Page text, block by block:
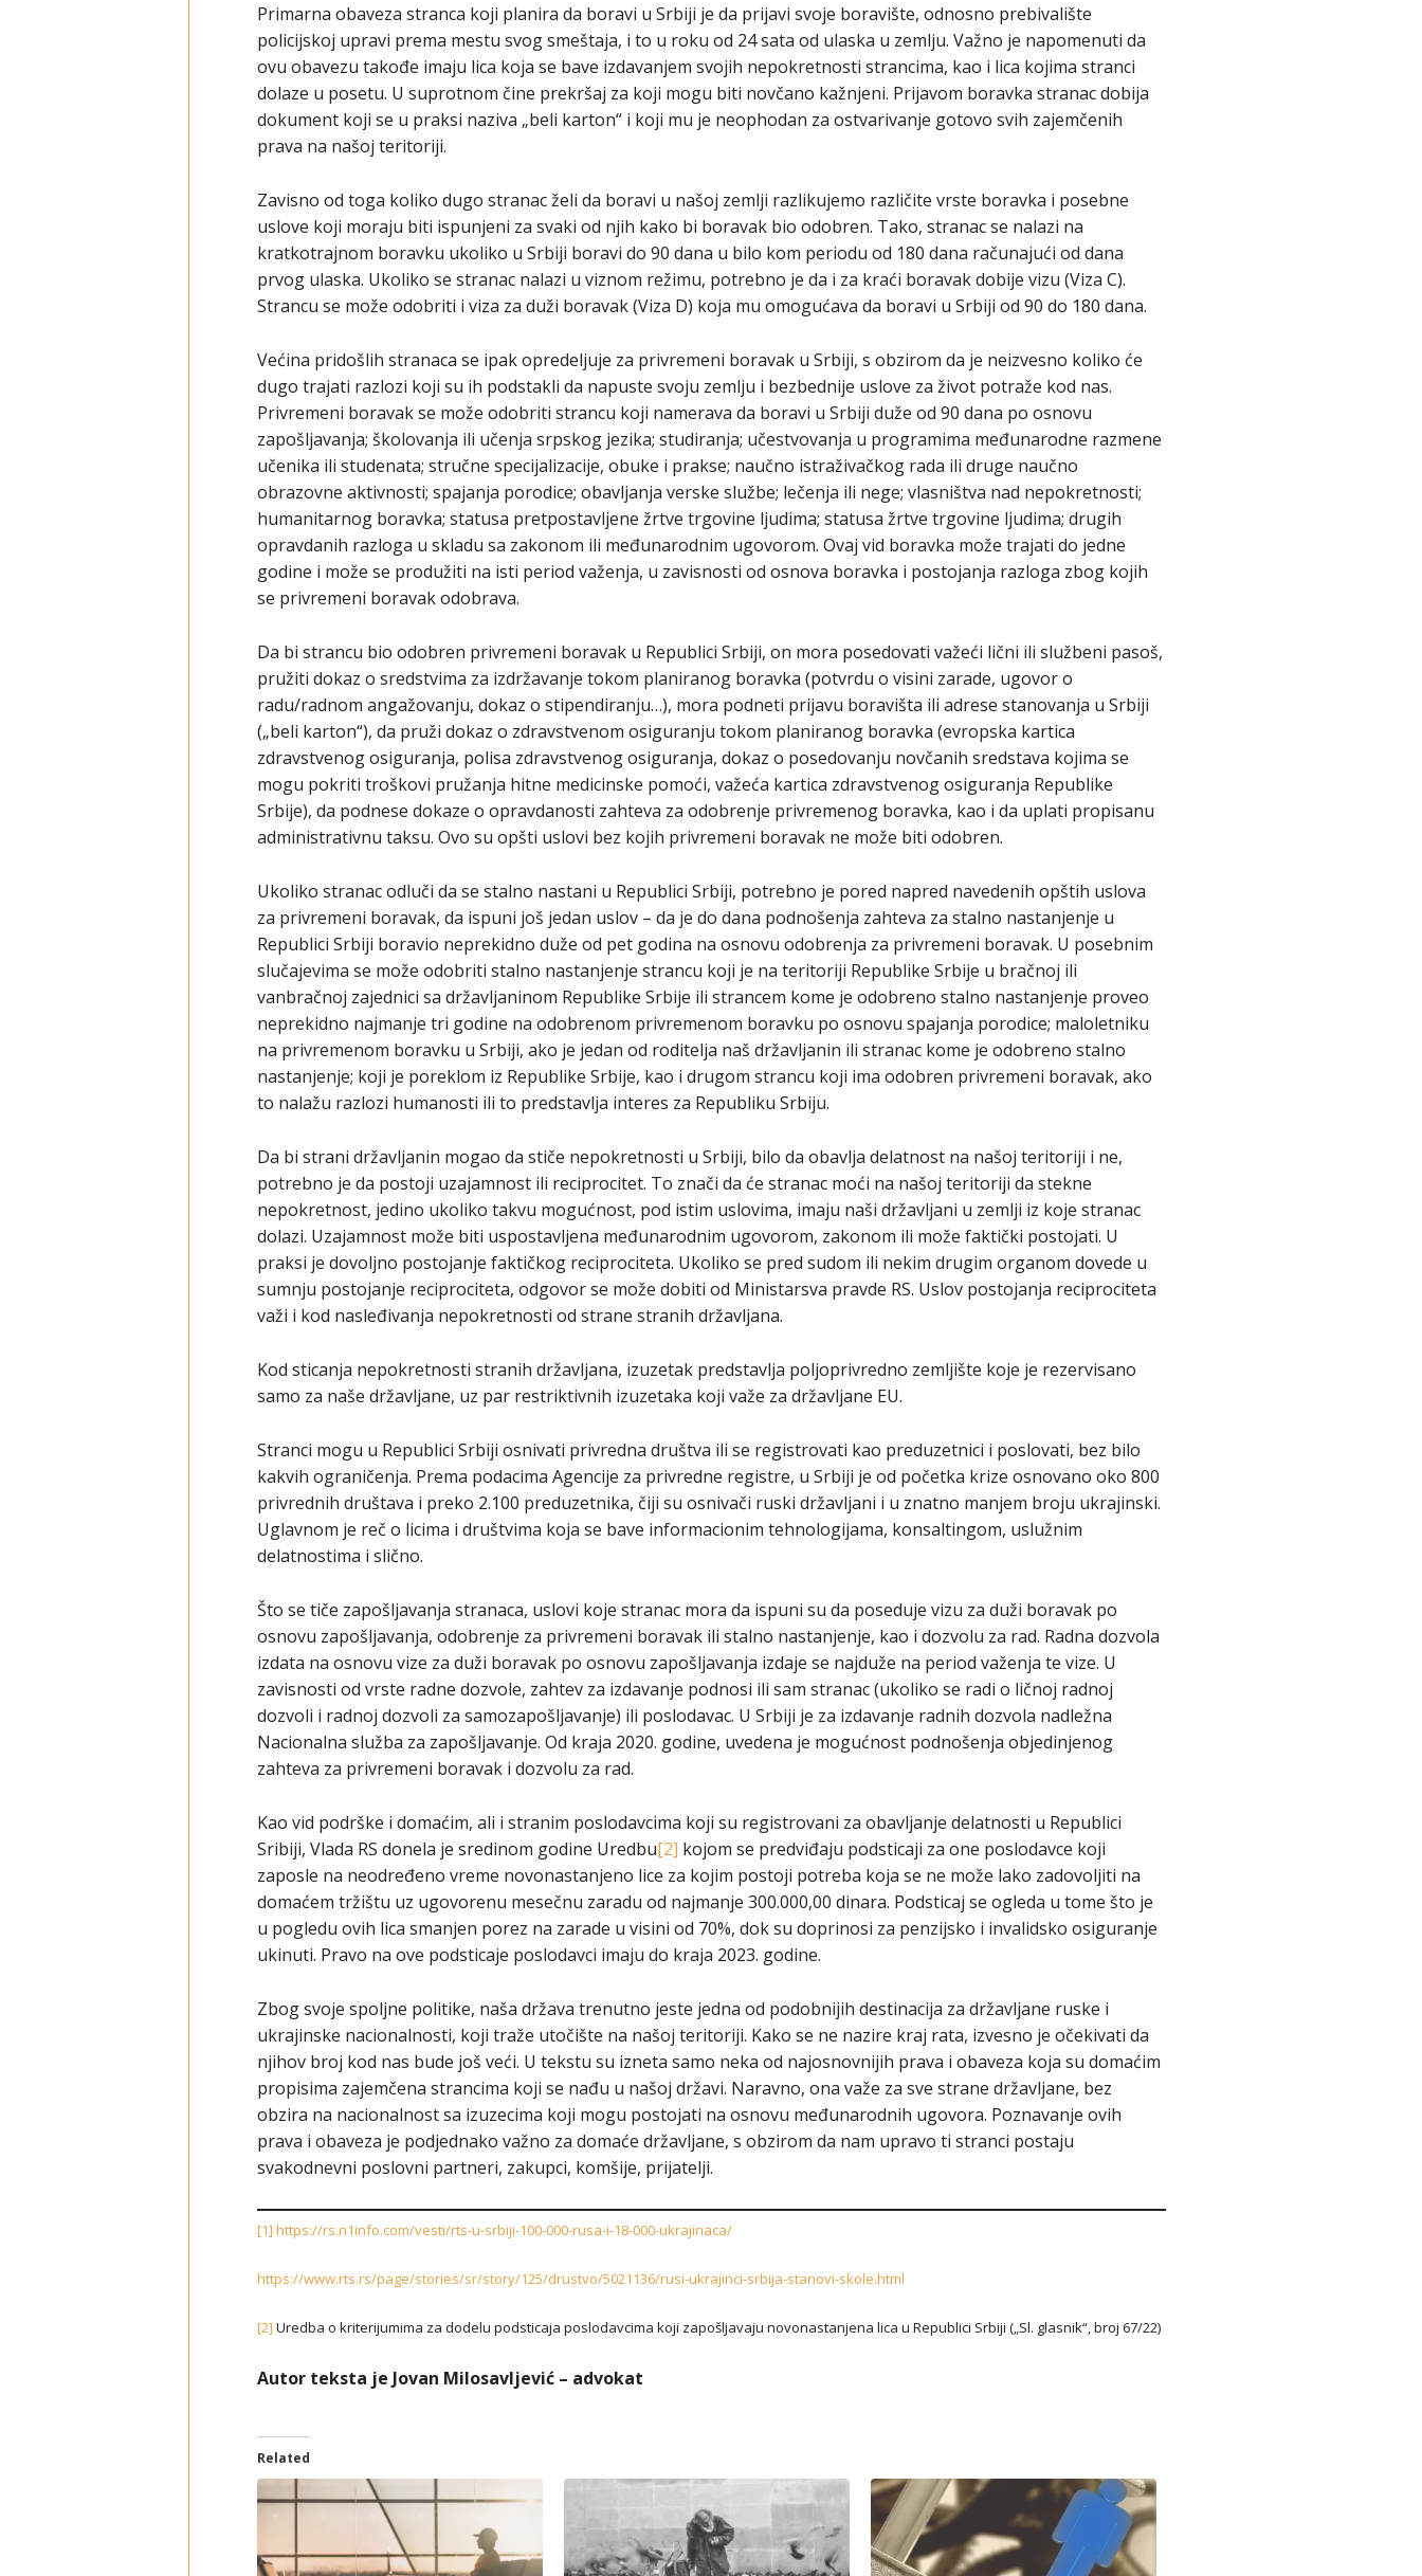
Primarna obaveza stranca koji planira da boravi u Srbiji je da prijavi svoje boravište, odnosno prebivalište
policijskoj upravi prema mestu svog smeštaja, i to u roku od 24 sata od ulaska u zemlju. Važno je napomenuti da
ovu obavezu takođe imaju lica koja se bave izdavanjem svojih nepokretnosti strancima, kao i lica kojima stranci
dolaze u posetu. U suprotnom čine prekršaj za koji mogu biti novčano kažnjeni. Prijavom boravka stranac dobija
dokument koji se u praksi naziva „beli karton“ i koji mu je neophodan za ostvarivanje gotovo svih zajemčenih
prava na našoj teritoriji.
Zavisno od toga koliko dugo stranac želi da boravi u našoj zemlji razlikujemo različite vrste boravka i posebne
uslove koji moraju biti ispunjeni za svaki od njih kako bi boravak bio odobren. Tako, stranac se nalazi na
kratkotrajnom boravku ukoliko u Srbiji boravi do 90 dana u bilo kom periodu od 180 dana računajući od dana
prvog ulaska. Ukoliko se stranac nalazi u viznom režimu, potrebno je da i za kraći boravak dobije vizu (Viza C).
Strancu se može odobriti i viza za duži boravak (Viza D) koja mu omogućava da boravi u Srbiji od 90 do 180 dana.
Većina pridošlih stranaca se ipak opredeljuje za privremeni boravak u Srbiji, s obzirom da je neizvesno koliko će
dugo trajati razlozi koji su ih podstakli da napuste svoju zemlju i bezbednije uslove za život potraže kod nas.
Privremeni boravak se može odobriti strancu koji namerava da boravi u Srbiji duže od 90 dana po osnovu
zapošljavanja; školovanja ili učenja srpskog jezika; studiranja; učestvovanja u programima međunarodne razmene
učenika ili studenata; stručne specijalizacije, obuke i prakse; naučno istraživačkog rada ili druge naučno
obrazovne aktivnosti; spajanja porodice; obavljanja verske službe; lečenja ili nege; vlasništva nad nepokretnosti;
humanitarnog boravka; statusa pretpostavljene žrtve trgovine ljudima; statusa žrtve trgovine ljudima; drugih
opravdanih razloga u skladu sa zakonom ili međunarodnim ugovorom. Ovaj vid boravka može trajati do jedne
godine i može se produžiti na isti period važenja, u zavisnosti od osnova boravka i postojanja razloga zbog kojih
se privremeni boravak odobrava.
Da bi strancu bio odobren privremeni boravak u Republici Srbiji, on mora posedovati važeći lični ili službeni pasoš,
pružiti dokaz o sredstvima za izdržavanje tokom planiranog boravka (potvrdu o visini zarade, ugovor o
radu/radnom angažovanju, dokaz o stipendiranju…), mora podneti prijavu boravišta ili adrese stanovanja u Srbiji
(„beli karton“), da pruži dokaz o zdravstvenom osiguranju tokom planiranog boravka (evropska kartica
zdravstvenog osiguranja, polisa zdravstvenog osiguranja, dokaz o posedovanju novčanih sredstava kojima se
mogu pokriti troškovi pružanja hitne medicinske pomoći, važeća kartica zdravstvenog osiguranja Republike
Srbije), da podnese dokaze o opravdanosti zahteva za odobrenje privremenog boravka, kao i da uplati propisanu
administrativnu taksu. Ovo su opšti uslovi bez kojih privremeni boravak ne može biti odobren.
Ukoliko stranac odluči da se stalno nastani u Republici Srbiji, potrebno je pored napred navedenih opštih uslova
za privremeni boravak, da ispuni još jedan uslov – da je do dana podnošenja zahteva za stalno nastanjenje u
Republici Srbiji boravio neprekidno duže od pet godina na osnovu odobrenja za privremeni boravak. U posebnim
slučajevima se može odobriti stalno nastanjenje strancu koji je na teritoriji Republike Srbije u bračnoj ili
vanbračnoj zajednici sa državljaninom Republike Srbije ili strancem kome je odobreno stalno nastanjenje proveo
neprekidno najmanje tri godine na odobrenom privremenom boravku po osnovu spajanja porodice; maloletniku
na privremenom boravku u Srbiji, ako je jedan od roditelja naš državljanin ili stranac kome je odobreno stalno
nastanjenje; koji je poreklom iz Republike Srbije, kao i drugom strancu koji ima odobren privremeni boravak, ako
to nalažu razlozi humanosti ili to predstavlja interes za Republiku Srbiju.
Da bi strani državljanin mogao da stiče nepokretnosti u Srbiji, bilo da obavlja delatnost na našoj teritoriji i ne,
potrebno je da postoji uzajamnost ili reciprocitet. To znači da će stranac moći na našoj teritoriji da stekne
nepokretnost, jedino ukoliko takvu mogućnost, pod istim uslovima, imaju naši državljani u zemlji iz koje stranac
dolazi. Uzajamnost može biti uspostavljena međunarodnim ugovorom, zakonom ili može faktički postojati. U
praksi je dovoljno postojanje faktičkog reciprociteta. Ukoliko se pred sudom ili nekim drugim organom dovede u
sumnju postojanje reciprociteta, odgovor se može dobiti od Ministarsva pravde RS. Uslov postojanja reciprociteta
važi i kod nasleđivanja nepokretnosti od strane stranih državljana.
Kod sticanja nepokretnosti stranih državljana, izuzetak predstavlja poljoprivredno zemljište koje je rezervisano
samo za naše državljane, uz par restriktivnih izuzetaka koji važe za državljane EU.
Stranci mogu u Republici Srbiji osnivati privredna društva ili se registrovati kao preduzetnici i poslovati, bez bilo
kakvih ograničenja. Prema podacima Agencije za privredne registre, u Srbiji je od početka krize osnovano oko 800
privrednih društava i preko 2.100 preduzetnika, čiji su osnivači ruski državljani i u znatno manjem broju ukrajinski.
Uglavnom je reč o licima i društvima koja se bave informacionim tehnologijama, konsaltingom, uslužnim
delatnostima i slično.
Što se tiče zapošljavanja stranaca, uslovi koje stranac mora da ispuni su da poseduje vizu za duži boravak po
osnovu zapošljavanja, odobrenje za privremeni boravak ili stalno nastanjenje, kao i dozvolu za rad. Radna dozvola
izdata na osnovu vize za duži boravak po osnovu zapošljavanja izdaje se najduže na period važenja te vize. U
zavisnosti od vrste radne dozvole, zahtev za izdavanje podnosi ili sam stranac (ukoliko se radi o ličnoj radnoj
dozvoli i radnoj dozvoli za samozapošljavanje) ili poslodavac. U Srbiji je za izdavanje radnih dozvola nadležna
Nacionalna služba za zapošljavanje. Od kraja 2020. godine, uvedena je mogućnost podnošenja objedinjenog
zahteva za privremeni boravak i dozvolu za rad.
Kao vid podrške i domaćim, ali i stranim poslodavcima koji su registrovani za obavljanje delatnosti u Republici
Sribiji, Vlada RS donela je sredinom godine Uredbu[2] kojom se predviđaju podsticaji za one poslodavce koji
zaposle na neodređeno vreme novonastanjeno lice za kojim postoji potreba koja se ne može lako zadovoljiti na
domaćem tržištu uz ugovorenu mesečnu zaradu od najmanje 300.000,00 dinara. Podsticaj se ogleda u tome što je
u pogledu ovih lica smanjen porez na zarade u visini od 70%, dok su doprinosi za penzijsko i invalidsko osiguranje
ukinuti. Pravo na ove podsticaje poslodavci imaju do kraja 2023. godine.
Zbog svoje spoljne politike, naša država trenutno jeste jedna od podobnijih destinacija za državljane ruske i
ukrajinske nacionalnosti, koji traže utočište na našoj teritoriji. Kako se ne nazire kraj rata, izvesno je očekivati da
njihov broj kod nas bude još veći. U tekstu su izneta samo neka od najosnovnijih prava i obaveza koja su domaćim
propisima zajemčena strancima koji se nađu u našoj državi. Naravno, ona važe za sve strane državljane, bez
obzira na nacionalnost sa izuzecima koji mogu postojati na osnovu međunarodnih ugovora. Poznavanje ovih
prava i obaveza je podjednako važno za domaće državljane, s obzirom da nam upravo ti stranci postaju
svakodnevni poslovni partneri, zakupci, komšije, prijatelji.
[1] https://rs.n1info.com/vesti/rts-u-srbiji-100-000-rusa-i-18-000-ukrajinaca/
https://www.rts.rs/page/stories/sr/story/125/drustvo/5021136/rusi-ukrajinci-srbija-stanovi-skole.html
[2] Uredba o kriterijumima za dodelu podsticaja poslodavcima koji zapošljavaju novonastanjena lica u Republici Srbiji („Sl. glasnik“, broj 67/22)
Autor teksta je Jovan Milosavljević – advokat
Related